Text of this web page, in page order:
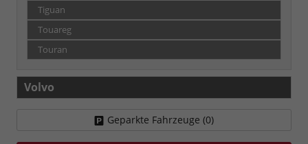
Tiguan
Touareg
Touran
Volvo
Geparkte Fahrzeuge (0)